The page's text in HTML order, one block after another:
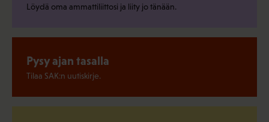
Löydä oma ammattiliittosi ja liity jo tänään.
Pysy ajan tasalla
Tilaa SAK:n uutiskirje.